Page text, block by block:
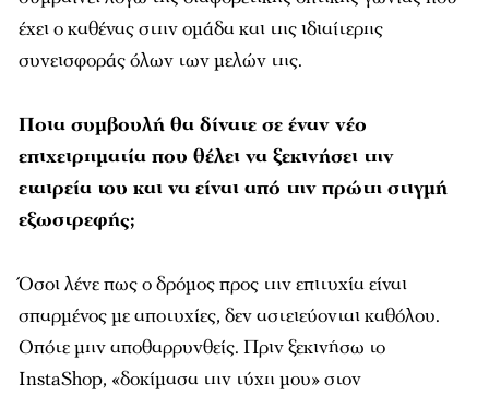
έχει ο καθένας στην ομάδα και της ιδιαίτερης
συνεισφοράς όλων των μελών της.
Ποια συμβουλή θα δίνατε σε έναν νέο
επιχειρηματία που θέλει να ξεκινήσει την
εταιρεία του και να είναι από την πρώτη στιγμή
εξωστρεφής;
Όσοι λένε πως ο δρόμος προς την επιτυχία είναι
σπαρμένος με αποτυχίες, δεν αστειεύονται καθόλου.
Οπότε μην αποθαρρυνθείς. Πριν ξεκινήσω το
InstaShop, «δοκίμασα την τύχη μου» στον